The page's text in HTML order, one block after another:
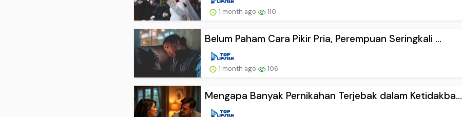
1 month ago 110
Belum Paham Cara Pikir Pria, Perempuan Seringkali ...
1 month ago 106
Mengapa Banyak Pernikahan Terjebak dalam Ketidakba...